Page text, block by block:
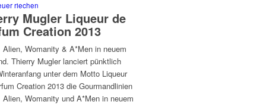
riechen
Mugler Liqueur de
Creation 2013
Alien, Womanity & A*Men in neuem
Thierry Mugler lanciert pünktlich
unter dem Motto Liqueur
Creation 2013 die Gourmandlinien
Alien, Womanity und A*Men in neuem